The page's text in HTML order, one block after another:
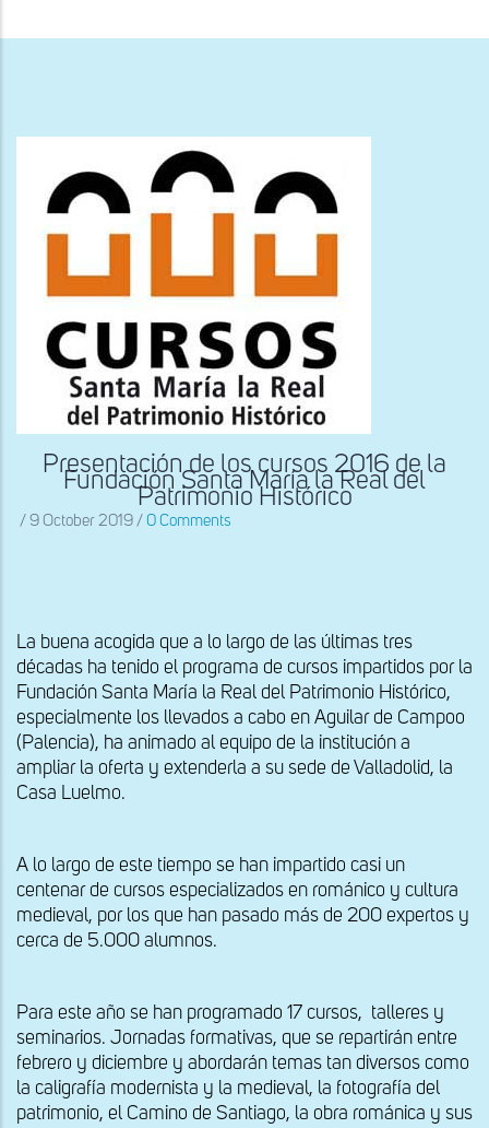
a
Presentación de los cursos 2016 de la
Fundación Santa María la Real del
Patrimonio Histórico
/ 9 October 2019 / 0 Comments
La buena acogida que a lo largo de las últimas tres
décadas ha tenido el programa de cursos impartidos por la
Fundación Santa María la Real del Patrimonio Histórico,
especialmente los llevados a cabo en Aguilar de Campoo
(Palencia), ha animado al equipo de la institución a
ampliar la oferta y extenderla a su sede de Valladolid, la
Casa Luelmo.
A lo largo de este tiempo se han impartido casi un
centenar de cursos especializados en románico y cultura
medieval, por los que han pasado más de 200 expertos y
cerca de 5.000 alumnos.
Para este año se han programado 17 cursos, talleres y
seminarios. Jornadas formativas, que se repartirán entre
febrero y diciembre y abordarán temas tan diversos como
la caligrafía modernista y la medieval, la fotografía del
patrimonio, el Camino de Santiago, la obra románica y sus